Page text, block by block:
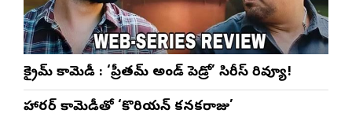
క్రైమ్ కామెడీ : ‘ప్రీతమ్ అండ్ పెడ్రో’ సిరీస్ రివ్యూ!
హారర్ కామెడీతో ‘కొరియన్ కనకరాజు’